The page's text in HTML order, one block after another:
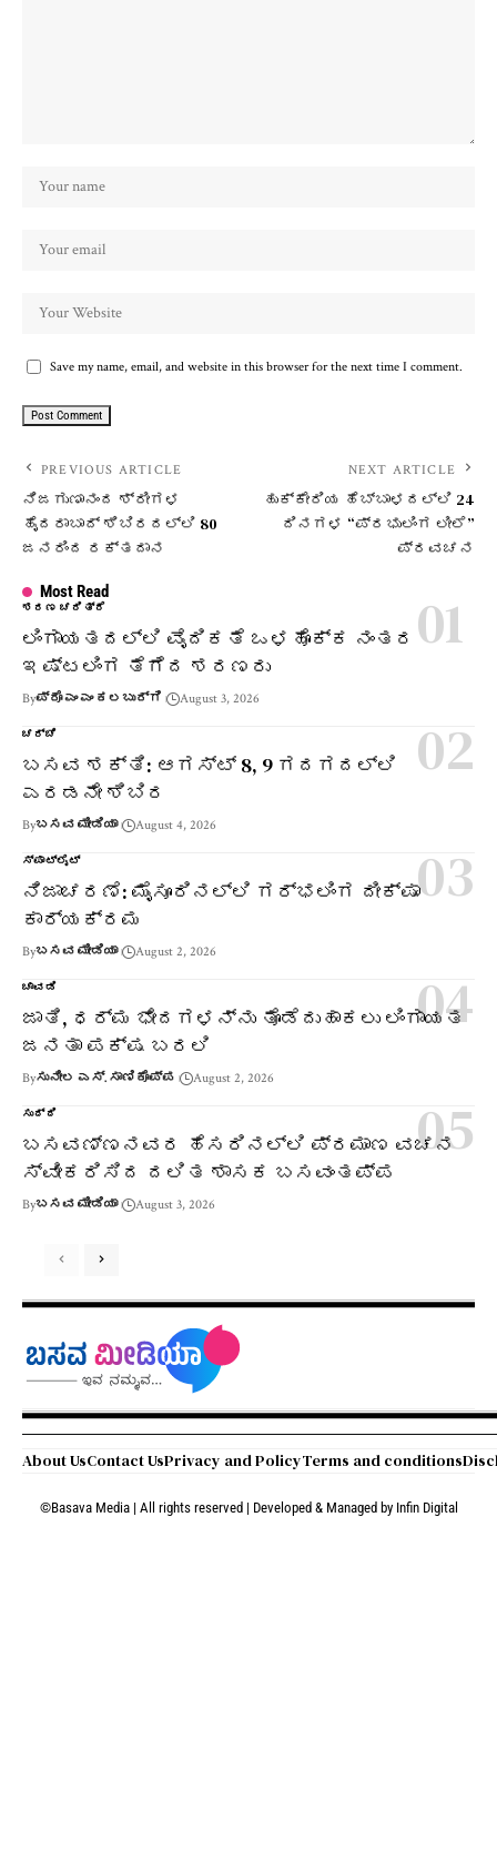
Save my name, email, and website in this browser for the next time I comment.
PREVIOUS ARTICLE
ನಿಜಗುಣಾನಂದ ಶ್ರೀಗಳ
ಹೈದರಾಬಾದ್ ಶಿಬಿರದಲ್ಲಿ 80
ಜನರಿಂದ ರಕ್ತದಾನ
NEXT ARTICLE
ಹುಕ್ಕೇರಿಯ ಹೆಬ್ಬಾಳದಲ್ಲಿ 24
ದಿನಗಳ “ಪ್ರಭುಲಿಂಗ ಲೀಲೆ”
ಪ್ರವಚನ
Most Read
ಶರಣ ಚರಿತ್ರೆ
ಲಿಂಗಾಯತದಲ್ಲಿ ವೈದಿಕತೆ ಒಳಹೊಕ್ಕ ನಂತರ
ಇಷ್ಟಲಿಂಗ ತೆಗೆದ ಶರಣರು
Byಪ್ರೊ ಎಂ ಎಂ ಕಲಬುರ್ಗಿ August 3, 2026
ಚರ್ಚೆ
ಬಸವ ಶಕ್ತಿ: ಆಗಸ್ಟ್ 8, 9 ಗದಗದಲ್ಲಿ
ಎರಡನೇ ಶಿಬಿರ
Byಬಸವ ಮೀಡಿಯಾ August 4, 2026
ಸ್ಪಾಟ್‌ಲೈಟ್
ನಿಜಾಚರಣೆ: ಮೈಸೂರಿನಲ್ಲಿ ಗರ್ಭಲಿಂಗ ದೀಕ್ಷಾ
ಕಾರ್ಯಕ್ರಮ
Byಬಸವ ಮೀಡಿಯಾ August 2, 2026
ಚಾವಡಿ
ಜಾತಿ, ಧರ್ಮ ಭೇದಗಳನ್ನು ತೊಡೆದುಹಾಕಲು ಲಿಂಗಾಯತ
ಜನತಾ ಪಕ್ಷ ಬರಲಿ
Byಸುನೀಲ ಎಸ್. ಸಾಣಿಕೊಪ್ಪ August 2, 2026
ಸುದ್ದಿ
ಬಸವಣ್ಣನವರ ಹೆಸರಿನಲ್ಲಿ ಪ್ರಮಾಣ ವಚನ
ಸ್ವೀಕರಿಸಿದ ದಲಿತ ಶಾಸಕ ಬಸವಂತಪ್ಪ
Byಬಸವ ಮೀಡಿಯಾ August 3, 2026
About UsContact UsPrivacy and PolicyTerms and conditions
©Basava Media | All rights reserved | Developed & Managed by Infin Digital